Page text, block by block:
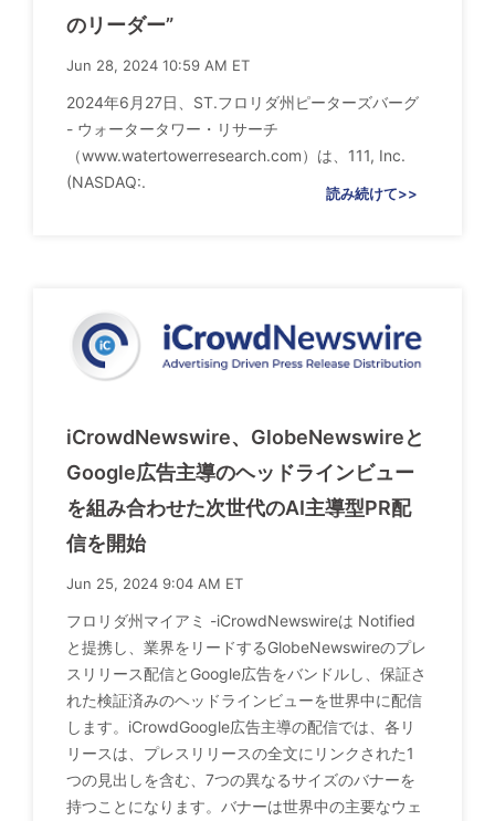
のリーダー”
Jun 28, 2024 10:59 AM ET
2024年6月27日、ST.フロリダ州ピーターズバーグ
- ウォータータワー・リサーチ
（www.watertowerresearch.com）は、111, Inc.
(NASDAQ:.
読み続けて>>
iCrowdNewswire、GlobeNewswireと
Google広告主導のヘッドラインビュー
を組み合わせた次世代のAI主導型PR配
信を開始
Jun 25, 2024 9:04 AM ET
フロリダ州マイアミ -iCrowdNewswireは Notified
と提携し、業界をリードするGlobeNewswireのプレ
スリリース配信とGoogle広告をバンドルし、保証さ
れた検証済みのヘッドラインビューを世界中に配信
します。iCrowdGoogle広告主導の配信では、各リ
リースは、プレスリリースの全文にリンクされた1
つの見出しを含む、7つの異なるサイズのバナーを
持つことになります。バナーは世界中の主要なウェ